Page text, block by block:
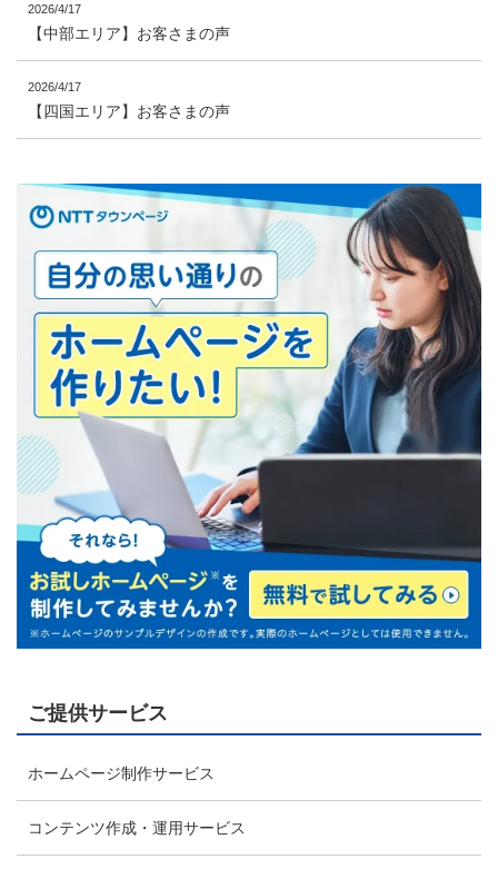
2026/4/17
【中部エリア】お客さまの声
2026/4/17
【四国エリア】お客さまの声
ご提供サービス
ホームページ制作サービス
コンテンツ作成・運用サービス